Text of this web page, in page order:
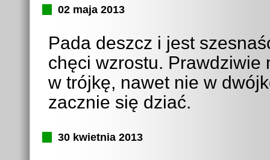
02 maja 2013
Pada deszcz i jest
chęci wzrostu. Prawdziwie
w trójkę, nawet nie w
zacznie się dziać.
30 kwietnia 2013